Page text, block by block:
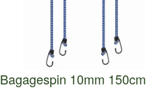
Bagagespin 10mm 150cm